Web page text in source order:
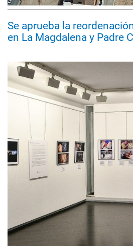
Se aprueba la
en La Magdalena y Padre